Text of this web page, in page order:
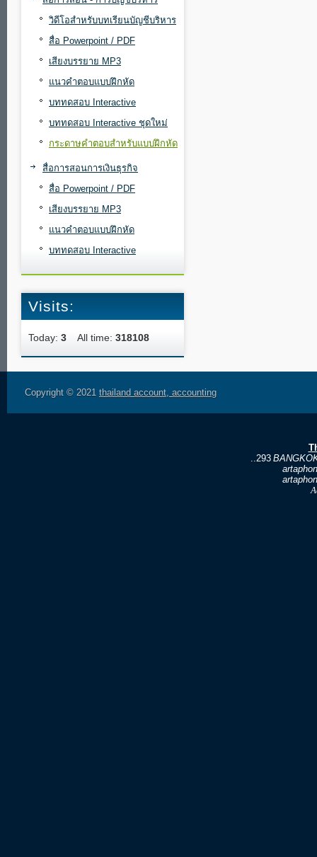
วิดีโอสำหรับบทเรียนบัญชีบริหาร
สื่อ Powerpoint / PDF
เสียงบรรยาย MP3
แนวคำตอบแบบฝึกหัด
บททดสอบ Interactive
บททดสอบ Interactive ชุดใหม่
กระดาษคำตอบสำหรับแบบฝึกหัด
สื่อการสอนการเงินธุรกิจ
สื่อ Powerpoint / PDF
เสียงบรรยาย MP3
แนวคำตอบแบบฝึกหัด
บททดสอบ Interactive
Visits:
Today: 3 All time: 318108
Copyright © 2021 thailand account, accounting
..293